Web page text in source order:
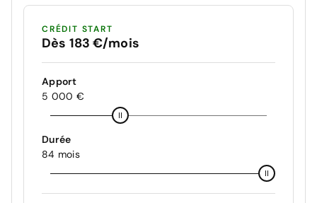
CRÉDIT START
Dès 183 €/mois
Apport
5 000 €
Durée
84 mois